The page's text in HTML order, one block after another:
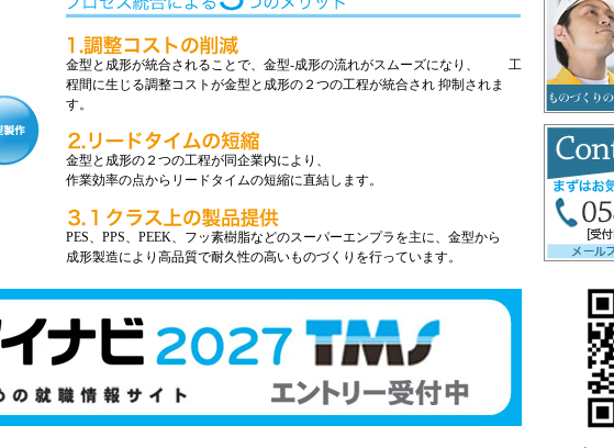
金型と成形が統合されることで、金型-成形の流れがスムーズになり、 工
程間に生じる調整コストが金型と成形の２つの工程が統合され 抑制されま
す。
金型と成形の２つの工程が同企業内により、
作業効率の点からリードタイムの短縮に直結します。
PES、PPS、PEEK、フッ素樹脂などのスーパーエンプラを主に、金型から
成形製造により高品質で耐久性の高いものづくりを行っています。